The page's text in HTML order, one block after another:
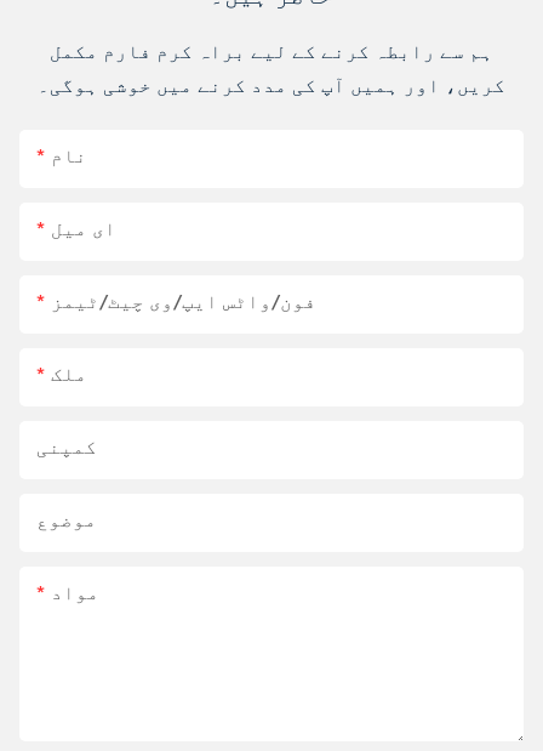
ہم سے رابطہ کرنے کے لیے براہ کرم فارم مکمل
کریں، اور ہمیں آپ کی مدد کرنے میں خوشی ہوگی۔
نام
ای میل
فون/واٹس ایپ/وی چیٹ/ٹیمز
ملک
کمپنی
موضوع
مواد